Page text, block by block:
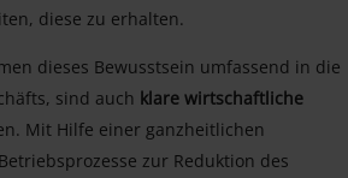
diese zu erhalten.
dieses Bewusstsein umfassend in die
sind auch klare wirtschaftliche
Mit Hilfe einer ganzheitlichen
zur Reduktion des